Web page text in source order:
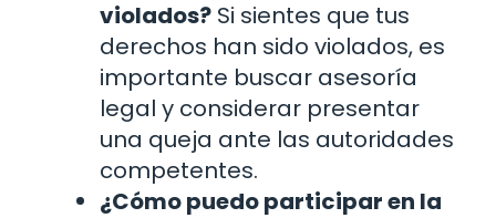
violados? Si sientes que tus
derechos han sido violados, es
importante buscar asesoría
legal y considerar presentar
una queja ante las autoridades
competentes.
¿Cómo puedo participar en la